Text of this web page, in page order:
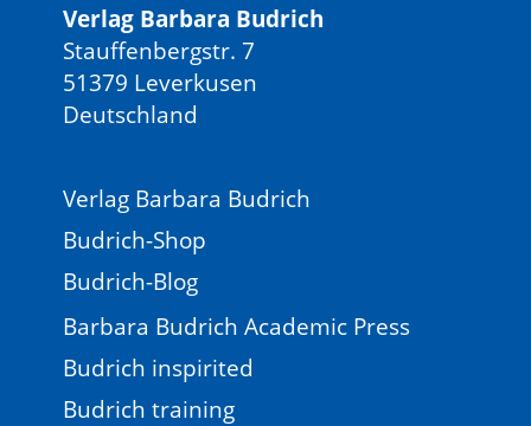
Verlag Barbara Budrich
Stauffenbergstr. 7
51379 Leverkusen
Deutschland
Verlag Barbara Budrich
Budrich-Shop
Budrich-Blog
Barbara Budrich Academic Press
Budrich inspirited
Budrich training